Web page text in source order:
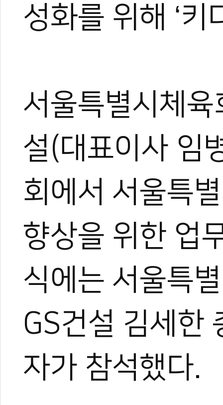
성화를 위해 ‘키
서울특별시체
설(대표이사 임
회에서 서울특
향상을 위한 업
식에는 서울특
GS건설 김세한
자가 참석했다.